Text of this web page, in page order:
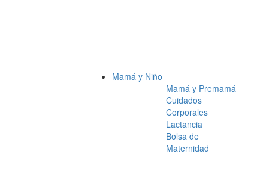
Mamá y Niño
Mamá y Premamá
Cuidados
Corporales
Lactancia
Bolsa de
Maternidad